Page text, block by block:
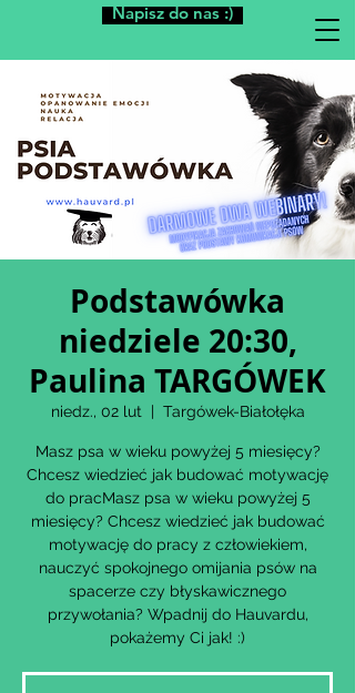
Napisz do nas :)
Podstawówka
niedziele 20:30,
Paulina TARGÓWEK
niedz., 02 lut
  |
Targówek-Białołęka
Masz psa w wieku powyżej 5 miesięcy?
Chcesz wiedzieć jak budować motywację
do pracMasz psa w wieku powyżej 5
miesięcy? Chcesz wiedzieć jak budować
motywację do pracy z człowiekiem,
nauczyć spokojnego omijania psów na
spacerze czy błyskawicznego
przywołania? Wpadnij do Hauvardu,